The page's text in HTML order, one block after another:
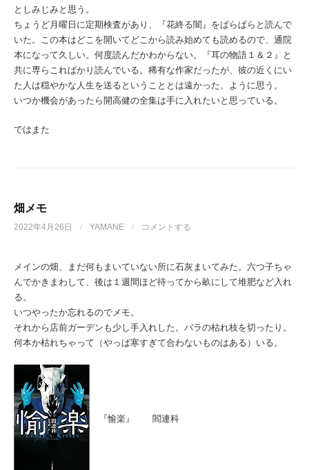
としみじみと思う。
ちょうど月曜日に定期検査があり、『花終る闇』をぱらぱらと読んで
いた。この本はどこを開いてどこから読み始めても読めるので、通院
本になって久しい。何度読んだかわからない。『耳の物語１＆２』と
共に専らこればかり読んでいる。稀有な作家だったが、彼の近くにい
た人は穏やかな人生を送るということとは遠かった、ように思う。
いつか機会があったら開高健の全集は手に入れたいと思っている。
ではまた
畑メモ
2022年4月26日 / YAMANE / コメントする
メインの畑、まだ何もまいていない所に石灰まいてみた。六つ子ちゃ
んでかきまわして、後は１週間ほど待ってから畝にして堆肥など入れ
る。
いつやったか忘れるのでメモ。
それから店前ガーデンも少し手入れした。バラの枯れ枝を切ったり。
何本か枯れちゃって（やっぱ寒すぎて合わないものはある）いる。
『愉楽』 閻連科